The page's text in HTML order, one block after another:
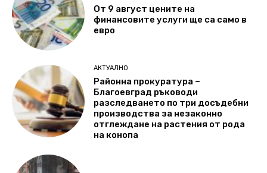
От 9 август цените на
финансовите услуги ще са само в
евро
АКТУАЛНО
Районна прокуратура –
Благоевград ръководи
разследването по три досъдебни
производства за незаконно
отглеждане на растения от рода
на конопа